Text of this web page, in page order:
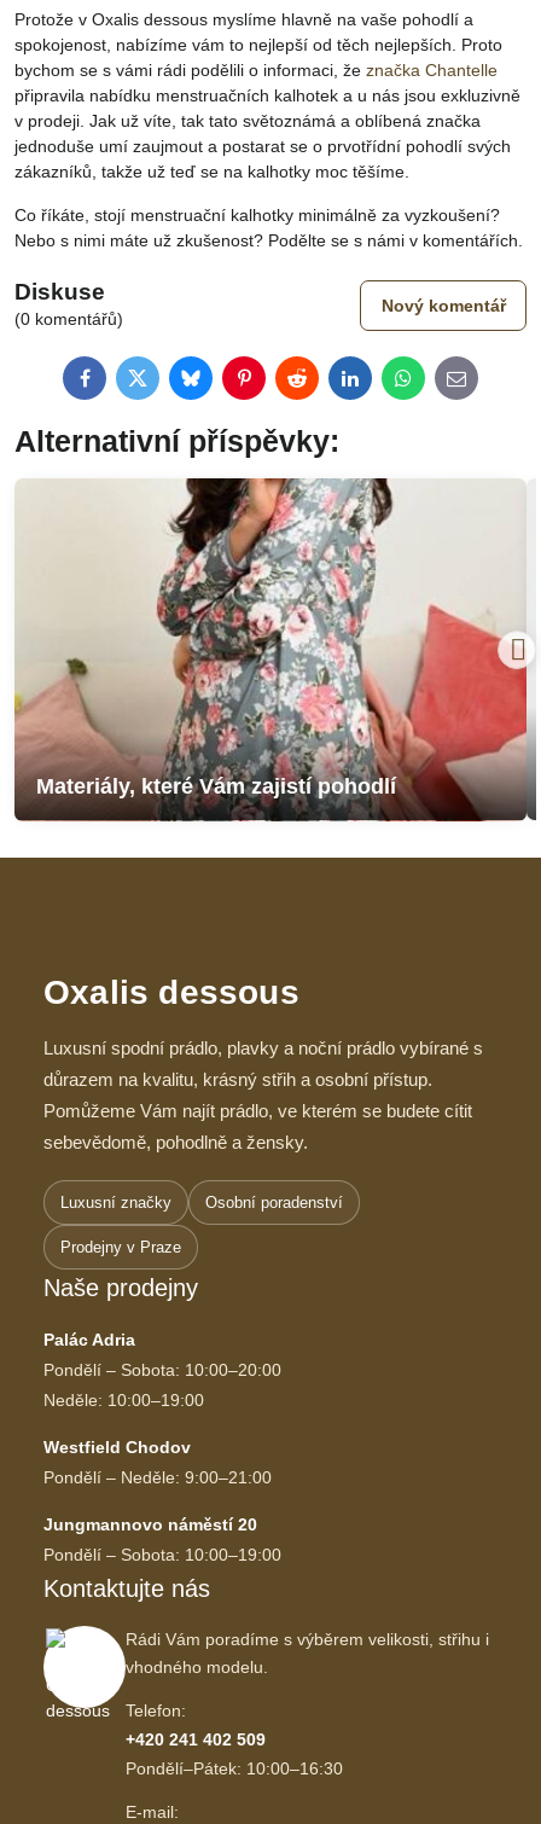
Protože v Oxalis dessous myslíme hlavně na vaše pohodlí a
spokojenost, nabízíme vám to nejlepší od těch nejlepších. Proto
bychom se s vámi rádi podělili o informaci, že značka Chantelle
připravila nabídku menstruačních kalhotek a u nás jsou exkluzivně
v prodeji. Jak už víte, tak tato světoznámá a oblíbená značka
jednoduše umí zaujmout a postarat se o prvotřídní pohodlí svých
zákazníků, takže už teď se na kalhotky moc těšíme.
Co říkáte, stojí menstruační kalhotky minimálně za vyzkoušení?
Nebo s nimi máte už zkušenost? Podělte se s námi v komentářích.
Diskuse
(0 komentářů)
Nový komentář
FacebookTwitterBlueskyPinterestRedditLinkedInWhatsApp
E-
mail
Alternativní příspěvky:
Materiály, které Vám zajistí pohodlí
Oxalis dessous
Luxusní spodní prádlo, plavky a noční prádlo vybírané s
důrazem na kvalitu, krásný střih a osobní přístup.
Pomůžeme Vám najít prádlo, ve kterém se budete cítit
sebevědomě, pohodlně a žensky.
Luxusní značky Osobní poradenství
Prodejny v Praze
Naše prodejny
Palác Adria
Pondělí – Sobota: 10:00–20:00
Neděle: 10:00–19:00
Westfield Chodov
Pondělí – Neděle: 9:00–21:00
Jungmannovo náměstí 20
Pondělí – Sobota: 10:00–19:00
Kontaktujte nás
Rádi Vám poradíme s výběrem velikosti, střihu i
vhodného modelu.
Telefon:
+420 241 402 509
Pondělí–Pátek: 10:00–16:30
E-mail: